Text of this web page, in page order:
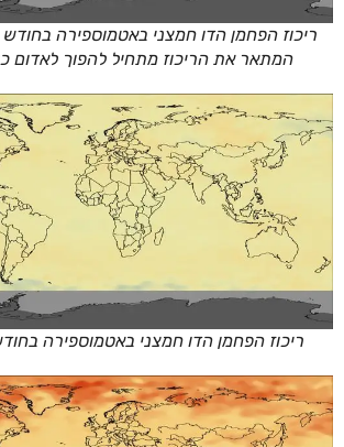
המתאר את הריכוז מתחיל להפוך לאדום
ריכוז הפחמן הדו חמצני באטמוספירה בחודש